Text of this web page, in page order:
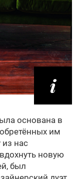
основана в
им
из нас
новую
был